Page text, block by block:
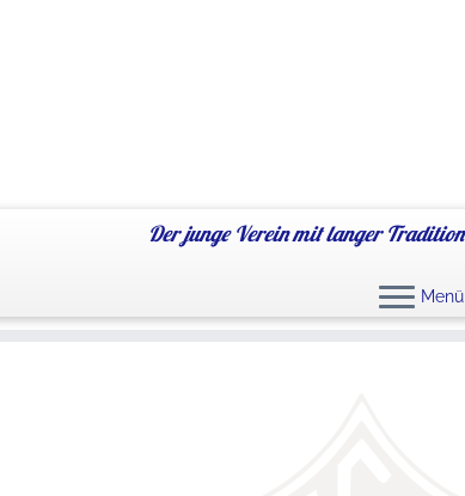
Der junge Verein mit langer Tradition
Menü